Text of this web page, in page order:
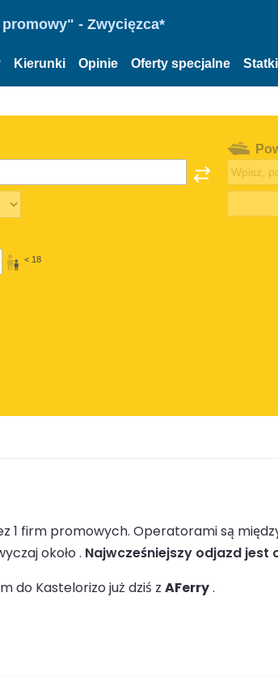
- Zwycięzca*
Kierunki Opinie Oferty specjalne Statki
< 18
1 firm promowych. Operatorami są
około . Najwcześniejszy odjazd jest
do Kastelorizo już dziś z AFerry.